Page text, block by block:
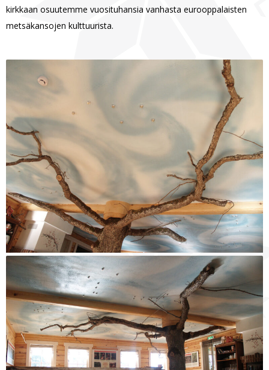
kirkkaan osuutemme vuosituhansia vanhasta eurooppalaisten
metsäkansojen kulttuurista.